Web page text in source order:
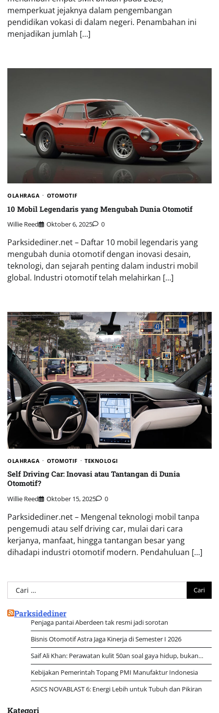
memperkuat jejaknya dalam pengembangan
pendidikan vokasi di dalam negeri. Penambahan ini
menjadikan jumlah […]
OLAHRAGA OTOMOTIF
10 Mobil Legendaris yang Mengubah Dunia Otomotif
Willie Reed Oktober 6, 2025 0
Parksidediner.net – Daftar 10 mobil legendaris yang
mengubah dunia otomotif dengan inovasi desain,
teknologi, dan sejarah penting dalam industri mobil
global. Industri otomotif telah melahirkan […]
OLAHRAGA OTOMOTIF TEKNOLOGI
Self Driving Car: Inovasi atau Tantangan di Dunia
Otomotif?
Willie Reed Oktober 15, 2025 0
Parksidediner.net – Mengenal teknologi mobil tanpa
pengemudi atau self driving car, mulai dari cara
kerjanya, manfaat, hingga tantangan besar yang
dihadapi industri otomotif modern. Pendahuluan […]
Cari
untuk:
Parksidediner
Penjaga pantai Aberdeen tak resmi jadi sorotan
Bisnis Otomotif Astra Jaga Kinerja di Semester I 2026
Saif Ali Khan: Perawatan kulit 50an soal gaya hidup, bukan…
Kebijakan Pemerintah Topang PMI Manufaktur Indonesia
ASICS NOVABLAST 6: Energi Lebih untuk Tubuh dan Pikiran
Kategori